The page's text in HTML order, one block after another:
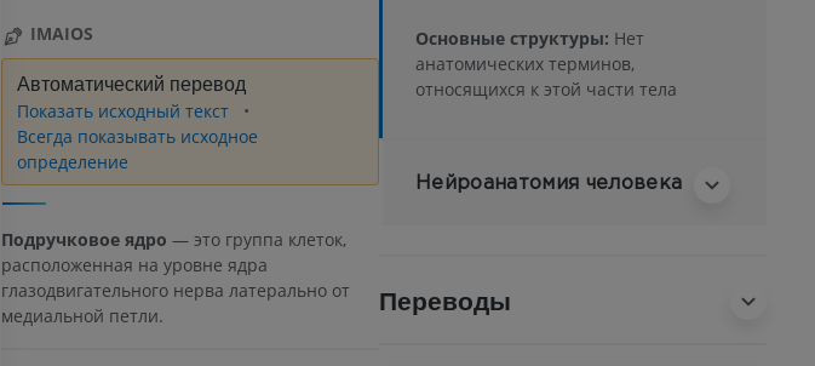
IMAIOS
Автоматический перевод
Показать исходный текст
Всегда показывать исходное
определение
Подручковое ядро — это группа клеток,
расположенная на уровне ядра
глазодвигательного нерва латерально от
медиальной петли.
Основные структуры: Нет
анатомических терминов,
относящихся к этой части тела
Нейроанатомия человека
Переводы